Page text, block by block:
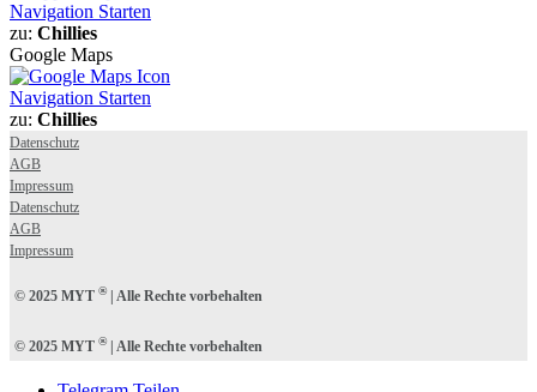
Navigation Starten
zu: Chillies
Google Maps
Navigation Starten
zu: Chillies
Datenschutz
AGB
Impressum
Datenschutz
AGB
Impressum
© 2025 MYT ®| Alle Rechte vorbehalten
© 2025 MYT ®| Alle Rechte vorbehalten